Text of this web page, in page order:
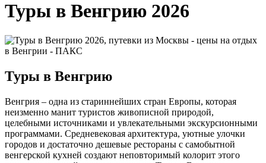
Туры в Венгрию 2026
Туры в Венгрию
Венгрия – одна из стариннейших стран Европы, которая
неизменно манит туристов живописной природой,
целебными источниками и увлекательными экскурсионными
программами. Средневековая архитектура, уютные улочки
городов и достаточно дешевые рестораны с самобытной
венгерской кухней создают неповторимый колорит этого